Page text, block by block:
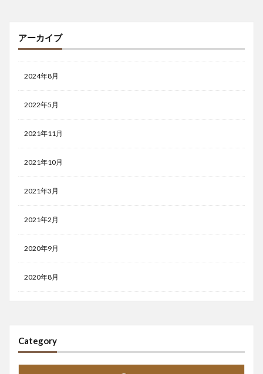
アーカイブ
2024年8月
2022年5月
2021年11月
2021年10月
2021年3月
2021年2月
2020年9月
2020年8月
Category